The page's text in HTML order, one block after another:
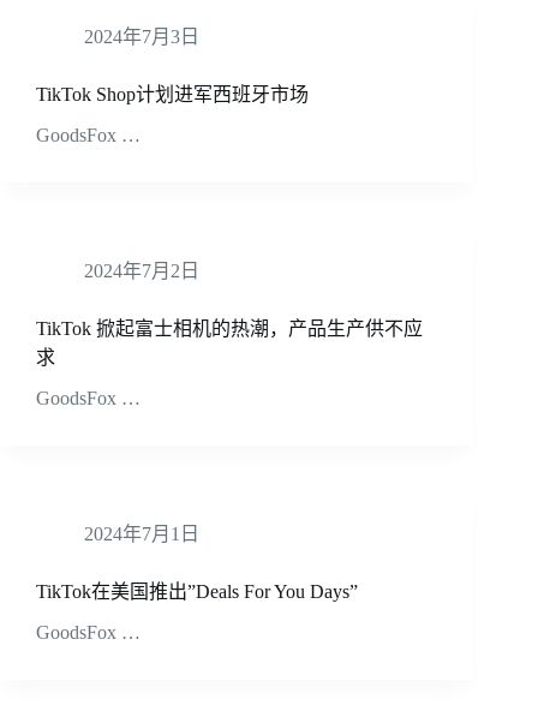
2024年7月3日
TikTok Shop计划进军西班牙市场
GoodsFox …
2024年7月2日
TikTok 掀起富士相机的热潮，产品生产供不应
求
GoodsFox …
2024年7月1日
TikTok在美国推出”Deals For You Days”
GoodsFox …